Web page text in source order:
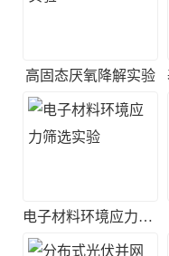
高固态厌氧降解实验
电子材料环境应力筛选实验